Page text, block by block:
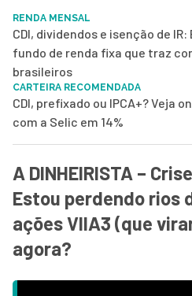
RENDA MENSAL
CDI, dividendos e isenção de
fundo de renda fixa que traz
brasileiros
CARTEIRA RECOMENDADA
CDI, prefixado ou IPCA+? Veja
com a Selic em 14%
A DINHEIRISTA –
Estou perdendo rios
ações VIIA3 (que
agora?